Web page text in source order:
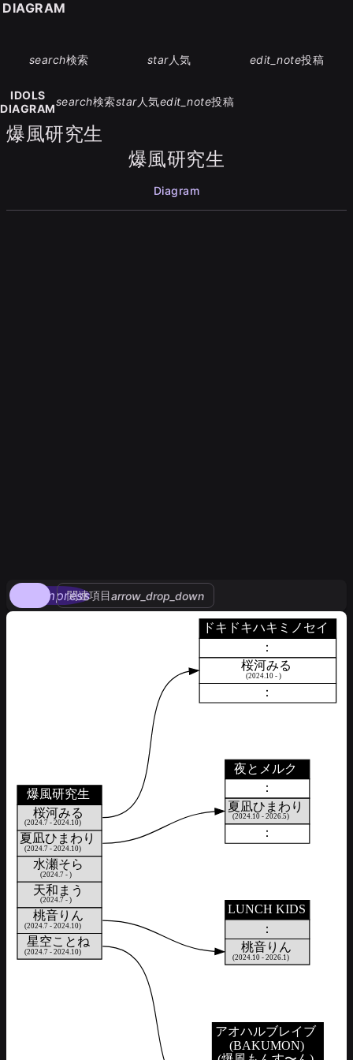
search検索 star人気 edit_note投稿
IDOLS
DIAGRAM
search検索star人気edit_note投稿
爆風研究生
爆風研究生
Diagram
compress
関連項目arrow_drop_down